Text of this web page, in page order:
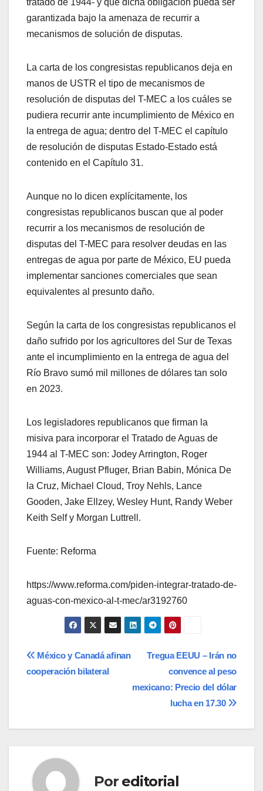
tratado de 1944- y que dicha obligación pueda ser
garantizada bajo la amenaza de recurrir a
mecanismos de solución de disputas.
La carta de los congresistas republicanos deja en
manos de USTR el tipo de mecanismos de
resolución de disputas del T-MEC a los cuáles se
pudiera recurrir ante incumplimiento de México en
la entrega de agua; dentro del T-MEC el capítulo
de resolución de disputas Estado-Estado está
contenido en el Capítulo 31.
Aunque no lo dicen explícitamente, los
congresistas republicanos buscan que al poder
recurrir a los mecanismos de resolución de
disputas del T-MEC para resolver deudas en las
entregas de agua por parte de México, EU pueda
implementar sanciones comerciales que sean
equivalentes al presunto daño.
Según la carta de los congresistas republicanos el
daño sufrido por los agricultores del Sur de Texas
ante el incumplimiento en la entrega de agua del
Río Bravo sumó mil millones de dólares tan solo
en 2023.
Los legisladores republicanos que firman la
misiva para incorporar el Tratado de Aguas de
1944 al T-MEC son: Jodey Arrington, Roger
Williams, August Pfluger, Brian Babin, Mónica De
la Cruz, Michael Cloud, Troy Nehls, Lance
Gooden, Jake Ellzey, Wesley Hunt, Randy Weber
Keith Self y Morgan Luttrell.
Fuente: Reforma
https://www.reforma.com/piden-integrar-tratado-de-
aguas-con-mexico-al-t-mec/ar3192760
Navegación
de
Tregua EEUU – Irán no
convence al peso
mexicano: Precio del dólar
lucha en 17.30
México y Canadá afinan
cooperación bilateral
Por editorial